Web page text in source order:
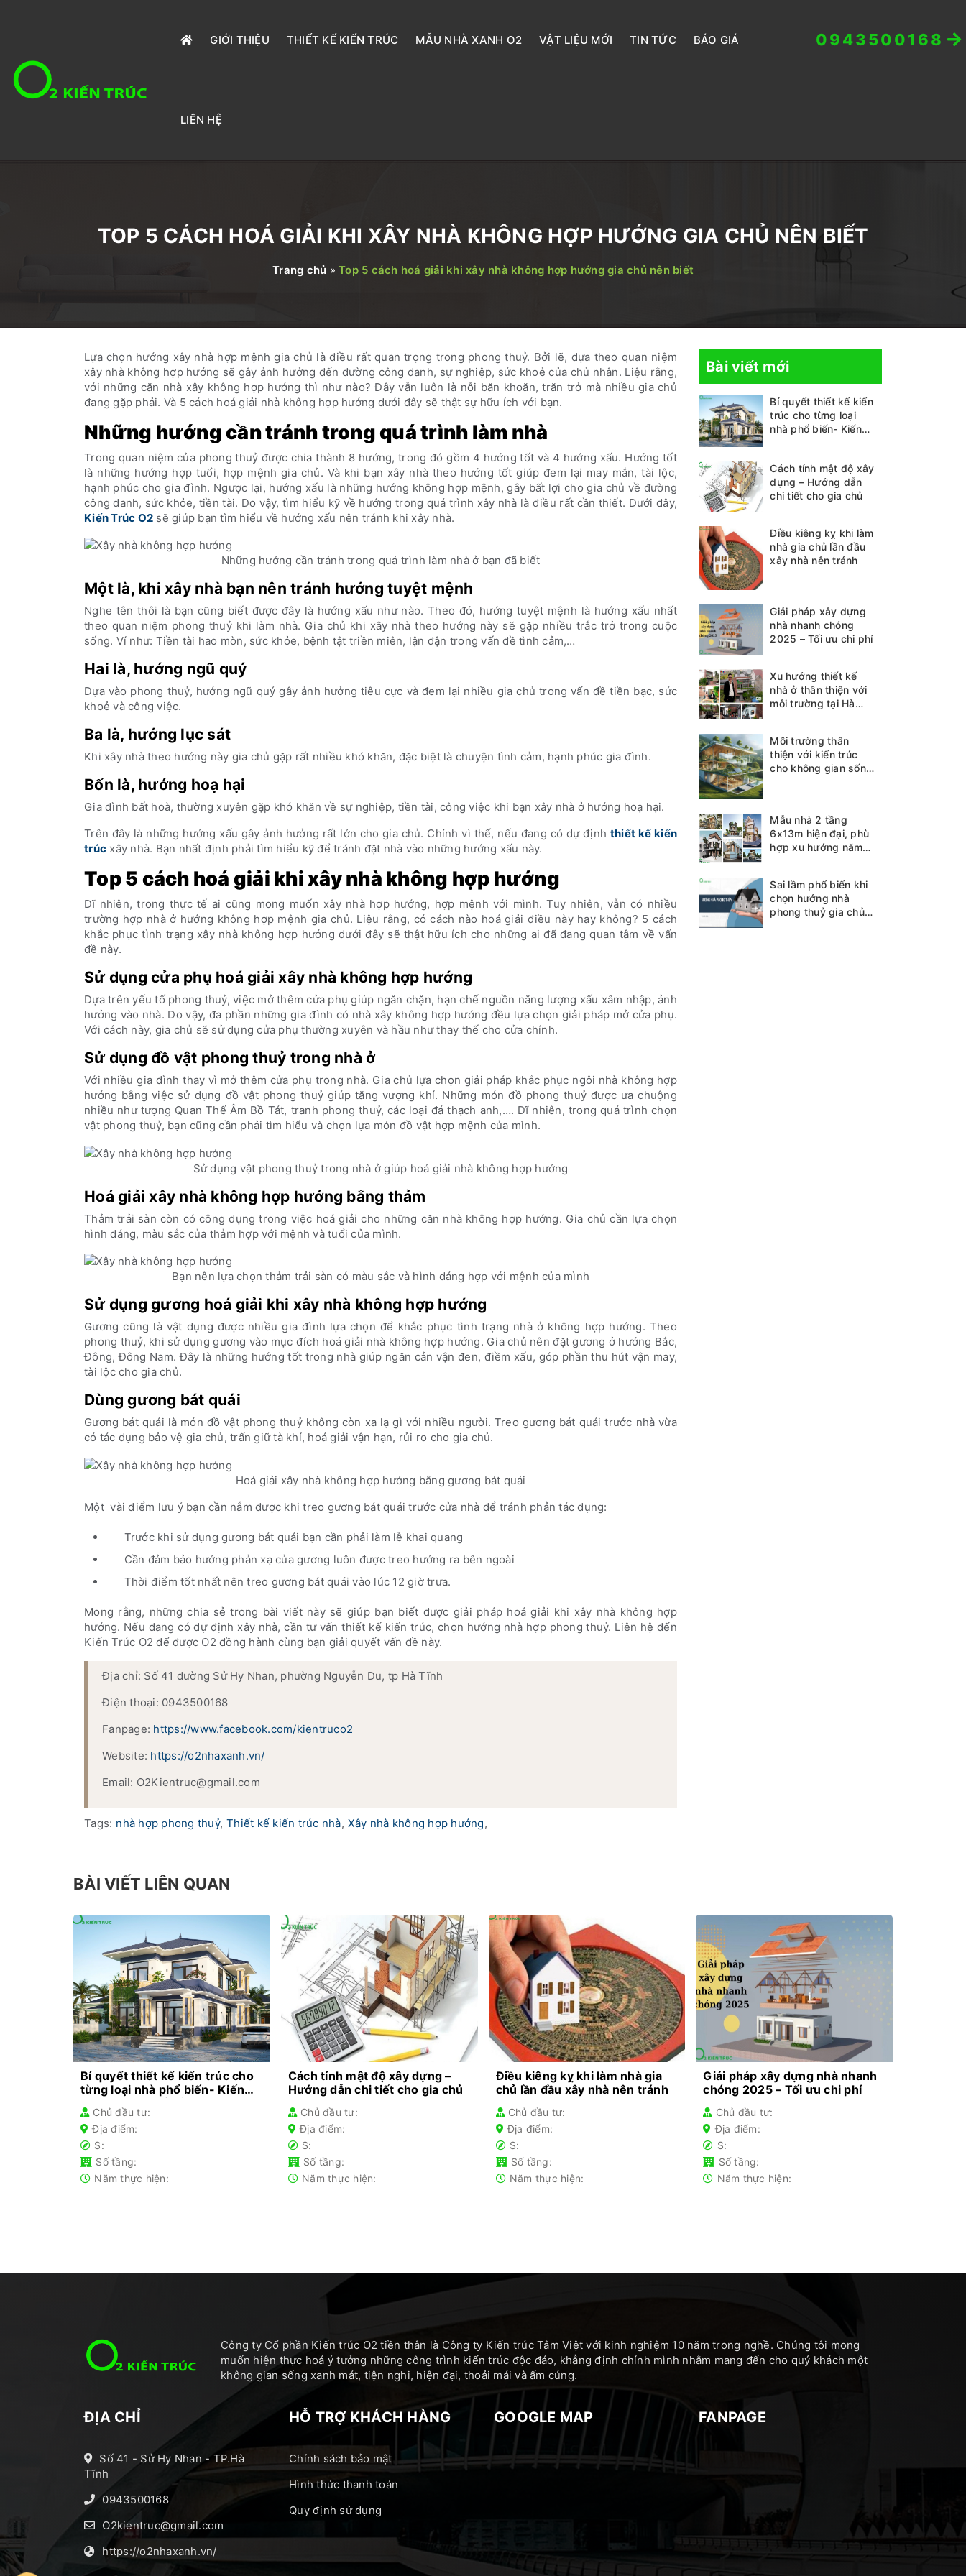
GIỚI THIỆU THIẾT KẾ KIẾN TRÚC MẪU NHÀ XANH O2 VẬT LIỆU MỚI TIN TỨC BÁO GIÁ
LIÊN HỆ
0943500168
TOP 5 CÁCH HOÁ GIẢI KHI XÂY NHÀ KHÔNG HỢP HƯỚNG GIA CHỦ NÊN BIẾT
Trang chủ » Top 5 cách hoá giải khi xây nhà không hợp hướng gia chủ nên biết
Lựa chọn hướng xây nhà hợp mệnh gia chủ là điều rất quan trọng trong phong thuỷ. Bởi lẽ, dựa theo quan niệm
xây nhà không hợp hướng sẽ gây ảnh hưởng đến đường công danh, sự nghiệp, sức khoẻ của chủ nhân. Liệu rằng,
với những căn nhà xây không hợp hướng thì như nào? Đây vẫn luôn là nỗi băn khoăn, trăn trở mà nhiều gia chủ
đang gặp phải. Và 5 cách hoá giải nhà không hợp hướng dưới đây sẽ thật sự hữu ích với bạn.
Những hướng cần tránh trong quá trình làm nhà
Trong quan niệm của phong thuỷ được chia thành 8 hướng, trong đó gồm 4 hướng tốt và 4 hướng xấu. Hướng tốt
là những hướng hợp tuổi, hợp mệnh gia chủ. Và khi bạn xây nhà theo hướng tốt giúp đem lại may mắn, tài lộc,
hạnh phúc cho gia đình. Ngược lại, hướng xấu là những hướng không hợp mệnh, gây bất lợi cho gia chủ về đường
công danh, sức khỏe, tiền tài. Do vậy, tìm hiểu kỹ về hướng trong quá trình xây nhà là điều rất cần thiết. Dưới đây,
Kiến Trúc O2 sẽ giúp bạn tìm hiểu về hướng xấu nên tránh khi xây nhà.
Những hướng cần tránh trong quá trình làm nhà ở bạn đã biết
Một là, khi xây nhà bạn nên tránh hướng tuyệt mệnh
Nghe tên thôi là bạn cũng biết được đây là hướng xấu như nào. Theo đó, hướng tuyệt mệnh là hướng xấu nhất
theo quan niệm phong thuỷ khi làm nhà. Gia chủ khi xây nhà theo hướng này sẽ gặp nhiều trắc trở trong cuộc
sống. Ví như: Tiền tài hao mòn, sức khỏe, bệnh tật triền miên, lận đận trong vấn đề tình cảm,…
Hai là, hướng ngũ quý
Dựa vào phong thuỷ, hướng ngũ quý gây ảnh hưởng tiêu cực và đem lại nhiều gia chủ trong vấn đề tiền bạc, sức
khoẻ và công việc.
Ba là, hướng lục sát
Khi xây nhà theo hướng này gia chủ gặp rất nhiều khó khăn, đặc biệt là chuyện tình cảm, hạnh phúc gia đình.
Bốn là, hướng hoạ hại
Gia đình bất hoà, thường xuyên gặp khó khăn về sự nghiệp, tiền tài, công việc khi bạn xây nhà ở hướng hoạ hại.
Trên đây là những hướng xấu gây ảnh hưởng rất lớn cho gia chủ. Chính vì thế, nếu đang có dự định thiết kế kiến
trúc xây nhà. Bạn nhất định phải tìm hiểu kỹ để tránh đặt nhà vào những hướng xấu này.
Top 5 cách hoá giải khi xây nhà không hợp hướng
Dĩ nhiên, trong thực tế ai cũng mong muốn xây nhà hợp hướng, hợp mệnh với mình. Tuy nhiên, vẫn có nhiều
trường hợp nhà ở hướng không hợp mệnh gia chủ. Liệu rằng, có cách nào hoá giải điều này hay không? 5 cách
khắc phục tình trạng xây nhà không hợp hướng dưới đây sẽ thật hữu ích cho những ai đã đang quan tâm về vấn
đề này.
Sử dụng cửa phụ hoá giải xây nhà không hợp hướng
Dựa trên yếu tố phong thuỷ, việc mở thêm cửa phụ giúp ngăn chặn, hạn chế nguồn năng lượng xấu xâm nhập, ảnh
hưởng vào nhà. Do vậy, đa phần những gia đình có nhà xây không hợp hướng đều lựa chọn giải pháp mở cửa phụ.
Với cách này, gia chủ sẽ sử dụng cửa phụ thường xuyên và hầu như thay thế cho cửa chính.
Sử dụng đồ vật phong thuỷ trong nhà ở
Với nhiều gia đình thay vì mở thêm cửa phụ trong nhà. Gia chủ lựa chọn giải pháp khắc phục ngôi nhà không hợp
hướng bằng việc sử dụng đồ vật phong thuỷ giúp tăng vượng khí. Những món đồ phong thuỷ được ưa chuộng
nhiều như tượng Quan Thế Âm Bồ Tát, tranh phong thuỷ, các loại đá thạch anh,…. Dĩ nhiên, trong quá trình chọn
vật phong thuỷ, bạn cũng cần phải tìm hiểu và chọn lựa món đồ vật hợp mệnh của mình.
Sử dụng vật phong thuỷ trong nhà ở giúp hoá giải nhà không hợp hướng
Hoá giải xây nhà không hợp hướng bằng thảm
Thảm trải sàn còn có công dụng trong việc hoá giải cho những căn nhà không hợp hướng. Gia chủ cần lựa chọn
hình dáng, màu sắc của thảm hợp với mệnh và tuổi của mình.
Bạn nên lựa chọn thảm trải sàn có màu sắc và hình dáng hợp với mệnh của mình
Sử dụng gương hoá giải khi xây nhà không hợp hướng
Gương cũng là vật dụng được nhiều gia đình lựa chọn để khắc phục tình trạng nhà ở không hợp hướng. Theo
phong thuỷ, khi sử dụng gương vào mục đích hoá giải nhà không hợp hướng. Gia chủ nên đặt gương ở hướng Bắc,
Đông, Đông Nam. Đây là những hướng tốt trong nhà giúp ngăn cản vận đen, điềm xấu, góp phần thu hút vận may,
tài lộc cho gia chủ.
Dùng gương bát quái
Gương bát quái là món đồ vật phong thuỷ không còn xa lạ gì với nhiều người. Treo gương bát quái trước nhà vừa
có tác dụng bảo vệ gia chủ, trấn giữ tà khí, hoá giải vận hạn, rủi ro cho gia chủ.
Hoá giải xây nhà không hợp hướng bằng gương bát quái
Một vài điểm lưu ý bạn cần nắm được khi treo gương bát quái trước cửa nhà để tránh phản tác dụng:
Trước khi sử dụng gương bát quái bạn cần phải làm lễ khai quang
Cần đảm bảo hướng phản xạ của gương luôn được treo hướng ra bên ngoài
Thời điểm tốt nhất nên treo gương bát quái vào lúc 12 giờ trưa.
Mong rằng, những chia sẻ trong bài viết này sẽ giúp bạn biết được giải pháp hoá giải khi xây nhà không hợp
hướng. Nếu đang có dự định xây nhà, cần tư vấn thiết kế kiến trúc, chọn hướng nhà hợp phong thuỷ. Liên hệ đến
Kiến Trúc O2 để được O2 đồng hành cùng bạn giải quyết vấn đề này.
Địa chỉ: Số 41 đường Sử Hy Nhan, phường Nguyễn Du, tp Hà Tĩnh
Điện thoại: 0943500168
Fanpage: https://www.facebook.com/kientruco2
Website: https://o2nhaxanh.vn/
Email: O2Kientruc@gmail.com
Tags: nhà hợp phong thuỷ, Thiết kế kiến trúc nhà, Xây nhà không hợp hướng,
Bài viết mới
Bí quyết thiết kế kiến
trúc cho từng loại
nhà phổ biến- Kiến
Cách tính mật độ xây
dựng – Hướng dẫn
chi tiết cho gia chủ
Điều kiêng kỵ khi làm
nhà gia chủ lần đầu
xây nhà nên tránh
Giải pháp xây dựng
nhà nhanh chóng
2025 – Tối ưu chi phí
Xu hướng thiết kế
nhà ở thân thiện với
môi trường tại Hà
Môi trường thân
thiện với kiến trúc
cho không gian sống
Mẫu nhà 2 tầng
6x13m hiện đại, phù
hợp xu hướng năm
Sai lầm phổ biến khi
chọn hướng nhà
phong thuỷ gia chủ
BÀI VIẾT LIÊN QUAN
Bí quyết thiết kế kiến trúc cho
từng loại nhà phổ biến- Kiến
thức không thể bỏ lỡ
Chủ đầu tư:
Địa điểm:
S:
Số tầng:
Năm thực hiện:
Cách tính mật độ xây dựng –
Hướng dẫn chi tiết cho gia chủ
Chủ đầu tư:
Địa điểm:
S:
Số tầng:
Năm thực hiện:
Điều kiêng kỵ khi làm nhà gia
chủ lần đầu xây nhà nên tránh
Chủ đầu tư:
Địa điểm:
S:
Số tầng:
Năm thực hiện:
Giải pháp xây dựng nhà nhanh
chóng 2025 – Tối ưu chi phí
Chủ đầu tư:
Địa điểm:
S:
Số tầng:
Năm thực hiện:
Công ty Cổ phần Kiến trúc O2 tiền thân là Công ty Kiến trúc Tâm Việt với kinh nghiệm 10 năm trong nghề. Chúng tôi mong
muốn hiện thực hoá ý tưởng những công trình kiến trúc độc đáo, khẳng định chính mình nhằm mang đến cho quý khách một
không gian sống xanh mát, tiện nghi, hiện đại, thoải mái và ấm cúng.
ĐỊA CHỈ
Số 41 - Sử Hy Nhan - TP.Hà
Tĩnh
0943500168
O2kientruc@gmail.com
https://o2nhaxanh.vn/
HỖ TRỢ KHÁCH HÀNG
Chính sách bảo mật
Hình thức thanh toán
Quy định sử dụng
GOOGLE MAP FANPAGE